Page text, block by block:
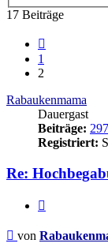
17 Beiträge
1
2
Rabaukenmama
Dauergast
Beiträge:
Registriert:
Re:
Beitrag
von